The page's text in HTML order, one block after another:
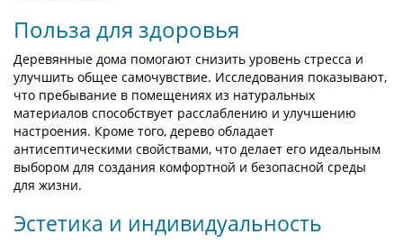
Польза для здоровья
Деревянные дома помогают снизить уровень стресса и
улучшить общее самочувствие. Исследования показывают,
что пребывание в помещениях из натуральных
материалов способствует расслаблению и улучшению
настроения. Кроме того, дерево обладает
антисептическими свойствами, что делает его идеальным
выбором для создания комфортной и безопасной среды
для жизни.
Эстетика и индивидуальность